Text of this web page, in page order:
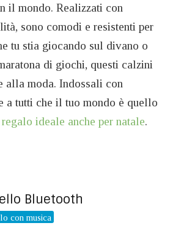
il mondo. Realizzati con
sono comodi e resistenti per
tu stia giocando sul divano o
di giochi, questi calzini
alla moda. Indossali con
a tutti che il tuo mondo è quello
regalo ideale anche per natale.
Bluetooth
con musica